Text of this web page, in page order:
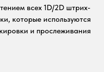
всех 1D/2D штрих-
которые используются
и прослеживания